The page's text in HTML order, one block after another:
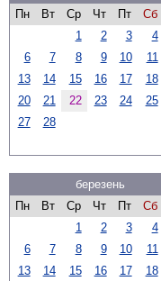
Пн
Вт Ср Чт Пт Сб
1
2 3 4
6
7 8 9 10 11
13
14 15 16 17 18
20
21 22 23 24 25
27
28
березень
Пн
Вт Ср Чт Пт Сб
1
2 3 4
6
7 8 9 10 11
13
14 15 16 17 18